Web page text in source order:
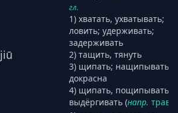
jiū
гл.
1) хватать, ухватывать;
ловить; удерживать;
задерживать
2) тащить, тянуть
3) щипать; нащипывать
докрасна
4) щипать, пощипывать,
выдёргивать (напр. траву